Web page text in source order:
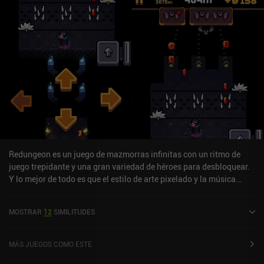
Redungeon es un juego de mazmorras infinitas con un ritmo de
juego trepidante y una gran variedad de héroes para desbloquear.
Y lo mejor de todo es que el estilo de arte pixelado y la música
infinita mazmorra generada proceduralmente mientras
para desbloquear y mejorar a los otros 11 héroes, cada uno de los
MOSTRAR 12 SIMILITUDES
MÁS JUEGOS COMO ESTE